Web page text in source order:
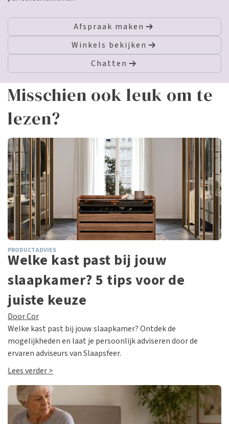
Afspraak maken
Winkels bekijken
Chatten
Misschien ook leuk om te
lezen?
PRODUCTADVIES
Welke kast past bij jouw
slaapkamer? 5 tips voor de
juiste keuze
Door Cor
Welke kast past bij jouw slaapkamer? Ontdek de
mogelijkheden en laat je persoonlijk adviseren door de
ervaren adviseurs van Slaapsfeer.
Lees verder >